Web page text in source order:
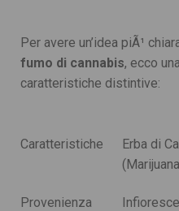
Per avere un’idea piÃ¹
fumo di cannabis, ecco
caratteristiche distintive:
Caratteristiche
Erba di
Provenienza